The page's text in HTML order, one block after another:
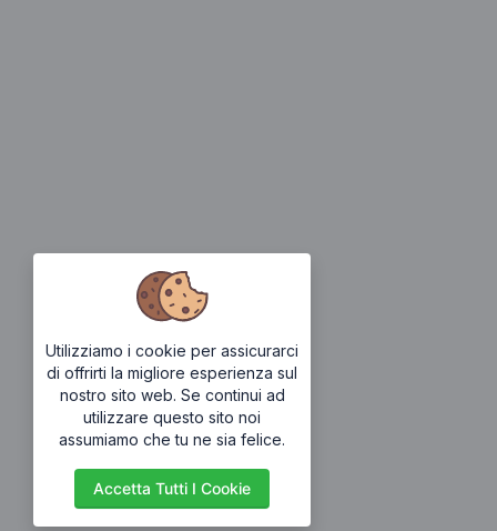
Utilizziamo i cookie per assicurarci
di offrirti la migliore esperienza sul
nostro sito web. Se continui ad
utilizzare questo sito noi
assumiamo che tu ne sia felice.
Accetta Tutti I Cookie